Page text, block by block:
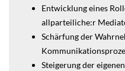
Entwicklung eines
allparteiliche:r
Schärfung der
Steigerung der